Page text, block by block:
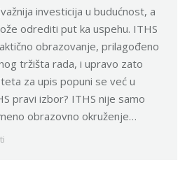
investicija u budućnost, a
odrediti put ka uspehu. ITHS
obrazovanje, prilagođeno
tržišta rada, i upravo zato
za upis popuni se već u
pravi izbor? ITHS nije samo
obrazovno okruženje…